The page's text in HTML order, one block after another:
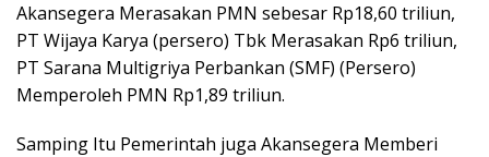
Akansegera Merasakan PMN sebesar Rp18,60 triliun,
PT Wijaya Karya (persero) Tbk Merasakan Rp6 triliun,
PT Sarana Multigriya Perbankan (SMF) (Persero)
Memperoleh PMN Rp1,89 triliun.
Samping Itu Pemerintah juga Akansegera Memberi